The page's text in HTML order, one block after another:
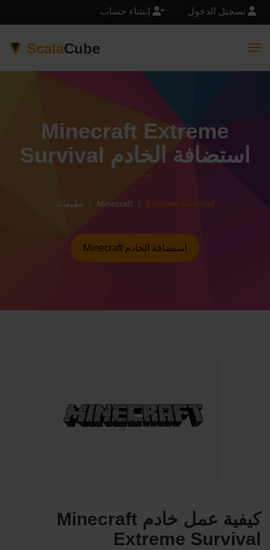
تسجيل الدخول إنشاء حساب
ScalaCube
Minecraft Extreme
Survival استضافة الخادم
تطبيقات Minecraft Extreme Survival
Minecraft استضافة الخادم
كيفية عمل خادم Minecraft
Extreme Survival